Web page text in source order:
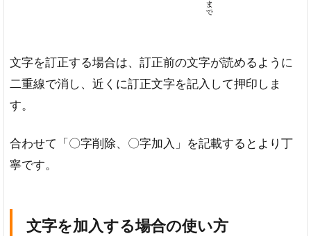
文字を訂正する場合は、訂正前の文字が読めるように
二重線で消し、近くに訂正文字を記入して押印しま
す。
合わせて「〇字削除、〇字加入」を記載するとより丁
寧です。
文字を加入する場合の使い方